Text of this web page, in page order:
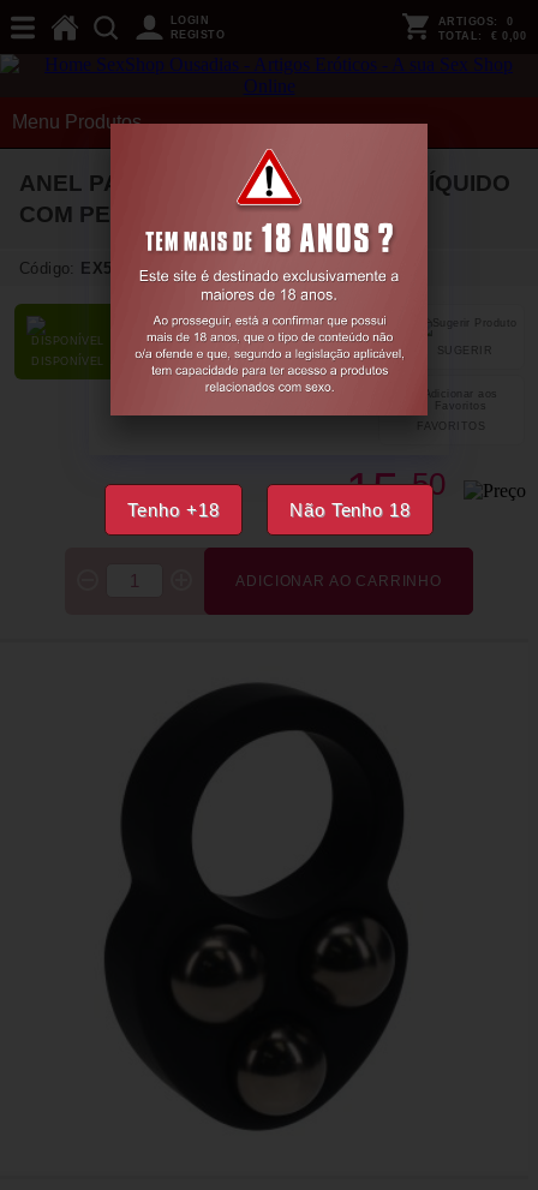
Tenho +18 Não Tenho 18
LOGIN
REGISTO
ARTIGOS: 0
TOTAL: € 0,00
Menu Produtos
ANEL PARA O PÉNIS EM SILICONE LÍQUIDO
COM PESO TRIPLO PRETO LEVELZ
Código: EX54143
DISPONÍVEL
SUGERIR
PARTILHAR
FAVORITOS
€15,50
ADICIONAR AO CARRINHO